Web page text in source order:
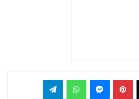
بينتيريست واتساب